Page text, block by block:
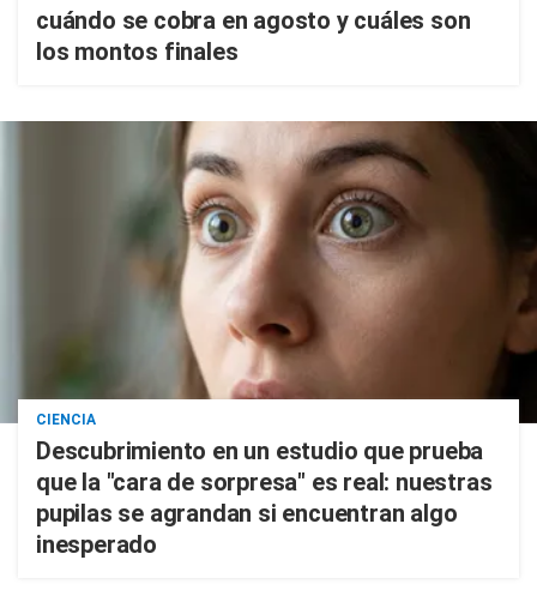
cuándo se cobra en agosto y cuáles son
los montos finales
CIENCIA
Descubrimiento en un estudio que prueba
que la "cara de sorpresa" es real: nuestras
pupilas se agrandan si encuentran algo
inesperado